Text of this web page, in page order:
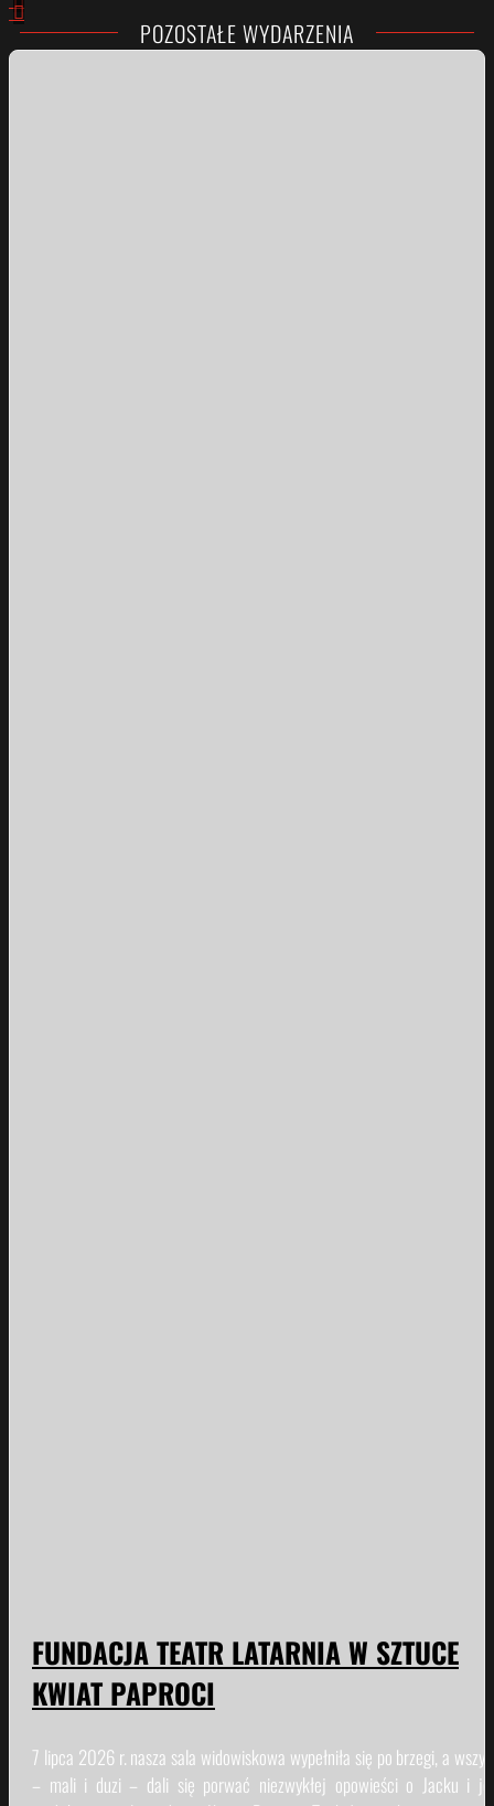
POZOSTAŁE WYDARZENIA
FUNDACJA TEATR LATARNIA W SZTUCE
KWIAT PAPROCI
7 lipca 2026 r. nasza sala widowiskowa wypełniła się po brzegi, a
– mali i duzi – dali się porwać niezwykłej opowieści o Jacku i